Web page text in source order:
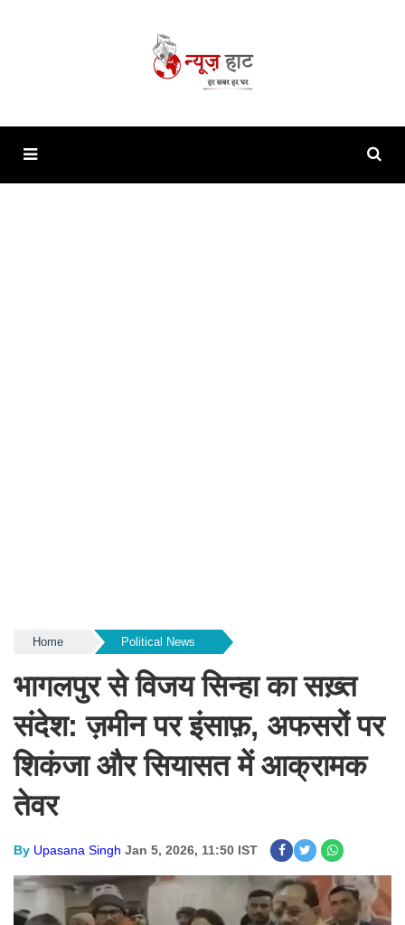
Home Political News
भागलपुर से विजय सिन्हा का सख़्त
संदेश: ज़मीन पर इंसाफ़, अफसरों पर
शिकंजा और सियासत में आक्रामक
तेवर
By Upasana Singh Jan 5, 2026, 11:50 IST